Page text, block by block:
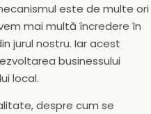
este de multe ori
mai multă încredere în
jurul nostru. Iar acest
businessului
local.
despre cum se